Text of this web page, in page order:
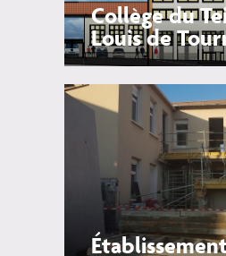
Collège du
Louis de